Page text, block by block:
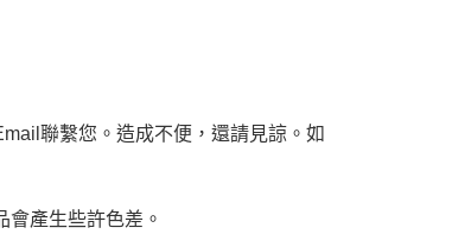
聯繫您。造成不便，還請見諒。如
產生些許色差。